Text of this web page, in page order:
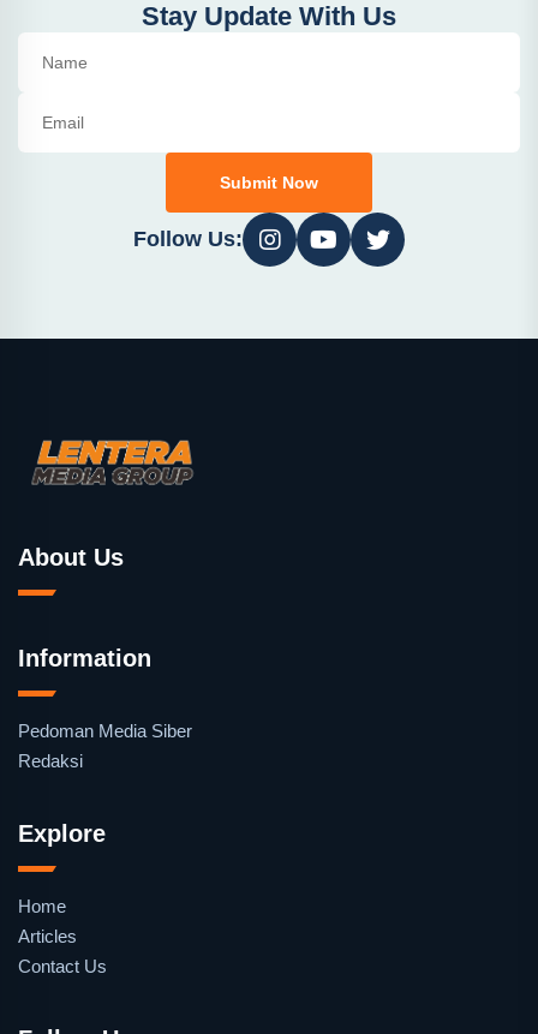
Stay Update With Us
Submit Now
Follow Us:
About Us
Information
Pedoman Media Siber
Redaksi
Explore
Home
Articles
Contact Us